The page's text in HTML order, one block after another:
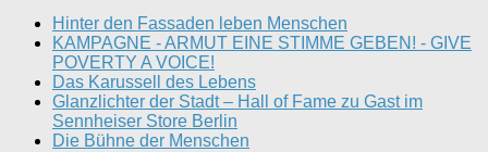
Hinter den Fassaden leben Menschen
KAMPAGNE - ARMUT EINE STIMME GEBEN! - GIVE
POVERTY A VOICE!
Das Karussell des Lebens
Glanzlichter der Stadt – Hall of Fame zu Gast im
Sennheiser Store Berlin
Die Bühne der Menschen